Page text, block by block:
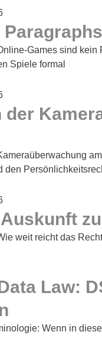
Games sind
Spiele formal
der
den
Auskunft
weit reicht das
Law:
Wenn in